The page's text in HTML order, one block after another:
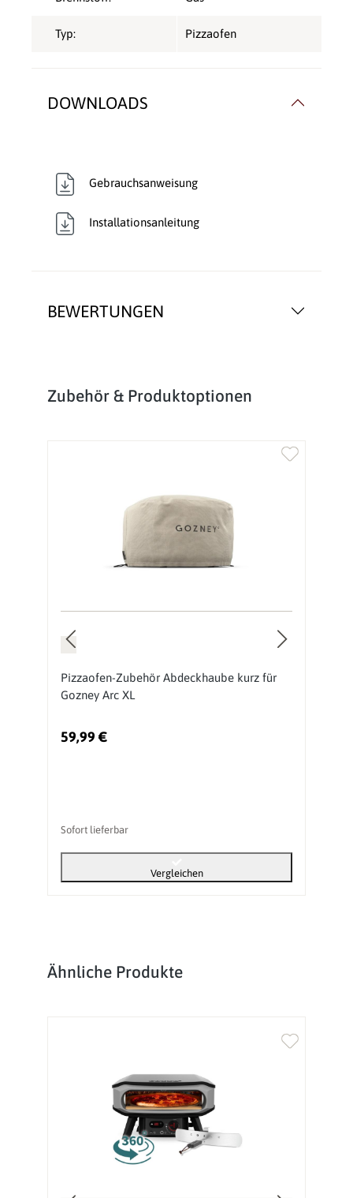
BEWERTUNGEN
Typ: Pizzaofen
DOWNLOADS
Gebrauchsanweisung
Installationsanleitung
Produktgalerie überspringen
Zubehör & Produktoptionen
Pizzaofen-Zubehör Abdeckhaube kurz für
Gozney Arc XL
59,99 €
Sofort lieferbar
Vergleichen
Produktgalerie überspringen
Ähnliche Produkte